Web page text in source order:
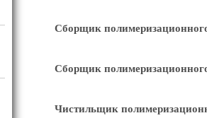
Сборщик
Сборщик
Чистильщик